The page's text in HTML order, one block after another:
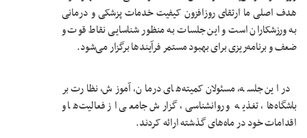
هدف اصلی ما ارتقای روزافزون کیفیت خدمات پزشکی و درمانی
به ورزشکاران است و این جلسات به منظور شناسایی نقاط قوت و
ضعف و برنامه‌ریزی برای بهبود مستمر فرآیندها برگزار می‌شود.
در این جلسه، مسئولان کمیته‌های درمان، آموزش، نظارت بر
باشگاه‌ها، تغذیه و روانشناسی، گزارش جامعی از فعالیت‌ها و
اقدامات خود در ماه‌های گذشته ارائه کردند.